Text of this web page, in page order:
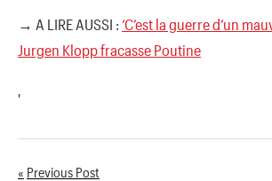
→ A LIRE AUSSI : ‘C’est la guerre d’un
Jurgen Klopp fracasse Poutine
'
Previous Post